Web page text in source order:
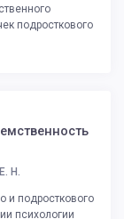
подросткового
Н.
и подросткового
психологии